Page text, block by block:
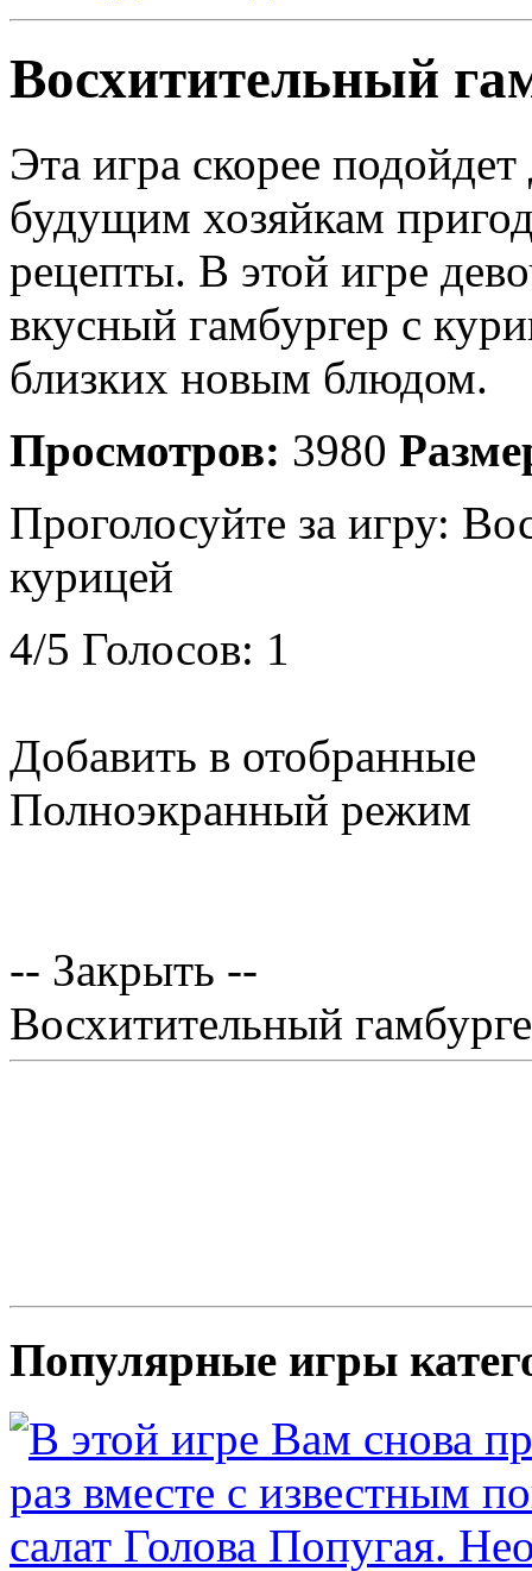
Восхитительный
Эта игра скорее
будущим хозяйкам
рецепты. В этой игре
вкусный гамбургер с
близких новым блюдом.
Просмотров: 3980
Проголосуйте за игру:
курицей
4/5 Голосов: 1
Добавить в отобранные
Полноэкранный режим
-- Закрыть --
Восхитительный
Популярные игры